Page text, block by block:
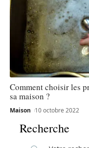
Comment choisir les
sa maison ?
Maison 10 octobre 2022
Recherche